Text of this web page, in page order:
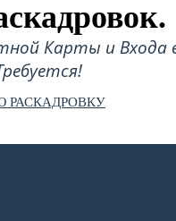
Карты и Входа
РАСКАДРОВКУ